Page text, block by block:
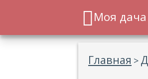
Моя дача
Главная >